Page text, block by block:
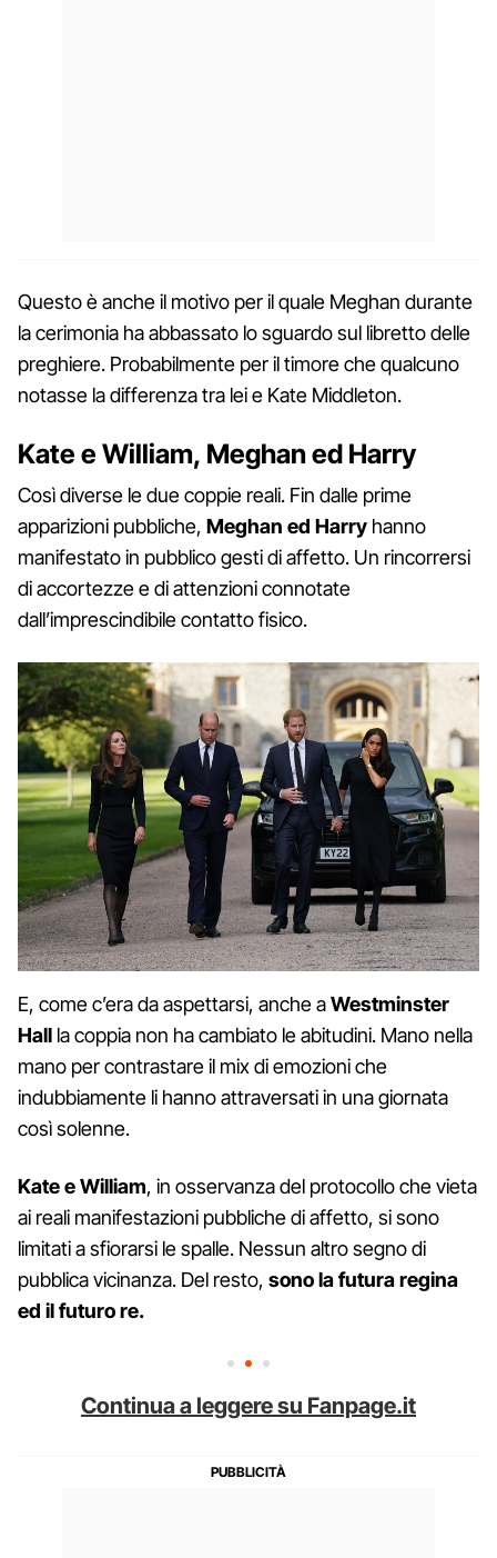
Questo è anche il motivo per il quale Meghan durante
la cerimonia ha abbassato lo sguardo sul libretto delle
preghiere. Probabilmente per il timore che qualcuno
notasse la differenza tra lei e Kate Middleton.
Kate e William, Meghan ed Harry
Così diverse le due coppie reali. Fin dalle prime
apparizioni pubbliche, Meghan ed Harry hanno
manifestato in pubblico gesti di affetto. Un rincorrersi
di accortezze e di attenzioni connotate
dall’imprescindibile contatto fisico.
E, come c’era da aspettarsi, anche aWestminster
Hall la coppia non ha cambiato le abitudini. Mano nella
mano per contrastare il mix di emozioni che
indubbiamente li hanno attraversati in una giornata
così solenne.
Kate e William, in osservanza del protocollo che vieta
ai reali manifestazioni pubbliche di affetto, si sono
limitati a sfiorarsi le spalle. Nessun altro segno di
pubblica vicinanza. Del resto, sono la futura regina
ed il futuro re.
Continua a leggere su Fanpage.it